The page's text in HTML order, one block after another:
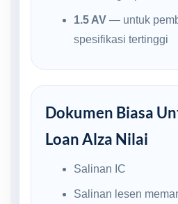
1.5 AV— untuk
spesifikasi tertinggi
Dokumen Biasa
Loan Alza Nilai
Salinan IC
Salinan lesen